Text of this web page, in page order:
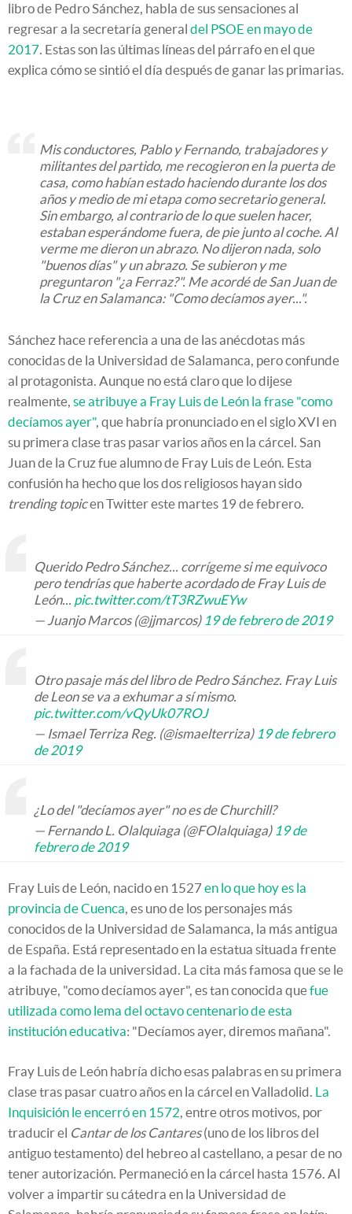
libro de Pedro Sánchez, habla de sus sensaciones al
regresar a la secretaría general del PSOE en mayo de
2017. Estas son las últimas líneas del párrafo en el que
explica cómo se sintió el día después de ganar las primarias.
Mis conductores, Pablo y Fernando, trabajadores y
militantes del partido, me recogieron en la puerta de
casa, como habían estado haciendo durante los dos
años y medio de mi etapa como secretario general.
Sin embargo, al contrario de lo que suelen hacer,
estaban esperándome fuera, de pie junto al coche. Al
verme me dieron un abrazo. No dijeron nada, solo
"buenos días" y un abrazo. Se subieron y me
preguntaron "¿a Ferraz?". Me acordé de San Juan de
la Cruz en Salamanca: "Como decíamos ayer...".
Sánchez hace referencia a una de las anécdotas más
conocidas de la Universidad de Salamanca, pero confunde
al protagonista. Aunque no está claro que lo dijese
realmente, se atribuye a Fray Luis de León la frase "como
decíamos ayer", que habría pronunciado en el siglo XVI en
su primera clase tras pasar varios años en la cárcel. San
Juan de la Cruz fue alumno de Fray Luis de León. Esta
confusión ha hecho que los dos religiosos hayan sido
trending topicen Twitter este martes 19 de febrero.
Querido Pedro Sánchez... corrígeme si me equivoco
pero tendrías que haberte acordado de Fray Luis de
León... pic.twitter.com/tT3RZwuEYw
— Juanjo Marcos (@jjmarcos) 19 de febrero de 2019
Otro pasaje más del libro de Pedro Sánchez. Fray Luis
de Leon se va a exhumar a sí mismo.
pic.twitter.com/vQyUk07ROJ
— Ismael Terriza Reg. (@ismaelterriza) 19 de febrero
de 2019
¿Lo del "decíamos ayer" no es de Churchill?
— Fernando L. Olalquiaga (@FOlalquiaga) 19 de
febrero de 2019
Fray Luis de León, nacido en 1527en lo que hoy es la
provincia de Cuenca, es uno de los personajes más
conocidos de la Universidad de Salamanca, la más antigua
de España. Está representado en la estatua situada frente
a la fachada de la universidad. La cita más famosa que se le
atribuye, "como decíamos ayer", es tan conocida quefue
utilizada como lema del octavo centenario de esta
institución educativa: "Decíamos ayer, diremos mañana".
Fray Luis de León habría dicho esas palabras en su primera
clase tras pasar cuatro años en la cárcel en Valladolid. La
Inquisición le encerró en 1572, entre otros motivos, por
traducir el Cantar de los Cantares(uno de los libros del
antiguo testamento) del hebreo al castellano, a pesar de no
tener autorización. Permaneció en la cárcel hasta 1576. Al
volver a impartir su cátedra en la Universidad de